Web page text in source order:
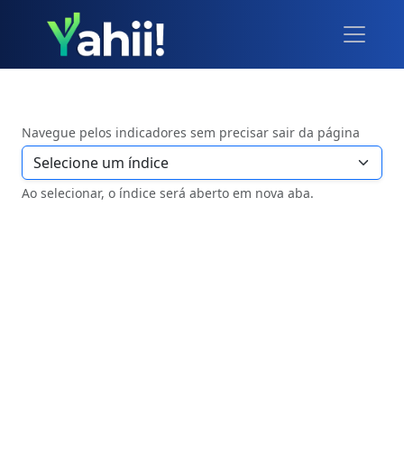
Navegue pelos indicadores sem precisar sair da página
Ao selecionar, o índice será aberto em nova aba.